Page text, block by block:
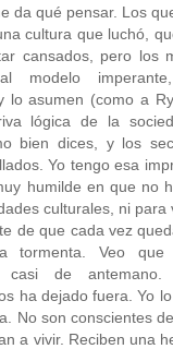
da qué pensar. Los
cultura que luchó,
cansados, pero los
modelo
lo asumen (como a
lógica de la
bien dices, y los
Yo tengo esa
humilde en que no
culturales, ni
de que cada vez
tormenta. Veo que
casi de
ha dejado fuera. Yo
No son conscientes
a vivir. Reciben una